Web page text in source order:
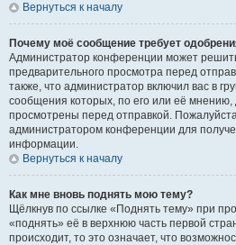
Вернуться к началу
Почему моё сообщение требует
Администратор конференции может
предварительного просмотра перед
также, что администратор включил вас в
сообщения которых, по его или её
просмотрены перед отправкой.
администратором конференции для
информации.
Вернуться к началу
Как мне вновь поднять мою тему?
Щёлкнув по ссылке «Поднять тему» при
«поднять» её в верхнюю часть первой
происходит, то это означает, что